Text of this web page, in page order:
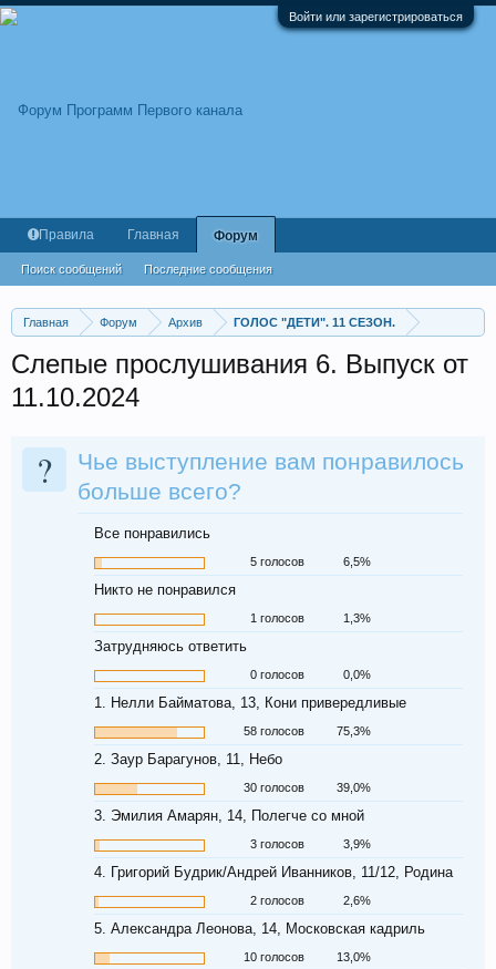
Войти или зарегистрироваться
Главная Форум Архив ГОЛОС "ДЕТИ". 11 СЕЗОН.
Слепые прослушивания 6. Выпуск от
11.10.2024
?
Чье выступление вам понравилось
больше всего?
Все понравились
5 голосов 6,5%
Никто не понравился
1 голосов 1,3%
Затрудняюсь ответить
0 голосов 0,0%
1. Нелли Байматова, 13, Кони привередливые
58 голосов 75,3%
2. Заур Барагунов, 11, Небо
30 голосов 39,0%
3. Эмилия Амарян, 14, Полегче со мной
3 голосов 3,9%
4. Григорий Будрик/Андрей Иванников, 11/12, Родина
2 голосов 2,6%
5. Александра Леонова, 14, Московская кадриль
10 голосов 13,0%
Правила Главная Форум
Поиск сообщений Последние сообщения